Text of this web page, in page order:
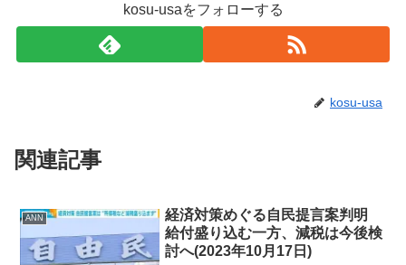
kosu-usaをフォローする
kosu-usa
関連記事
ANN
経済対策めぐる自民提言案判明
給付盛り込む一方、減税は今後検
討へ(2023年10月17日)